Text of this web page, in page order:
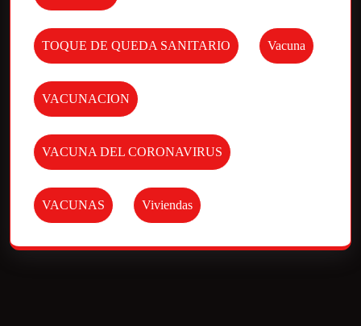
TOQUE DE QUEDA SANITARIO Vacuna
VACUNACION
VACUNA DEL CORONAVIRUS
VACUNAS Viviendas